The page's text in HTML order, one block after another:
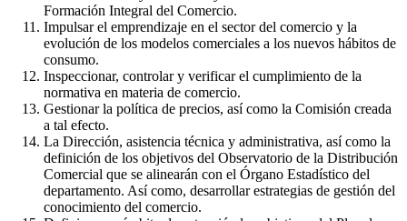
Formación Integral del Comercio.
Impulsar el emprendizaje en el sector del comercio y la
evolución de los modelos comerciales a los nuevos hábitos de
consumo.
Inspeccionar, controlar y verificar el cumplimiento de la
normativa en materia de comercio.
Gestionar la política de precios, así como la Comisión creada
a tal efecto.
La Dirección, asistencia técnica y administrativa, así como la
definición de los objetivos del Observatorio de la Distribución
Comercial que se alinearán con el Órgano Estadístico del
departamento. Así como, desarrollar estrategias de gestión del
conocimiento del comercio.